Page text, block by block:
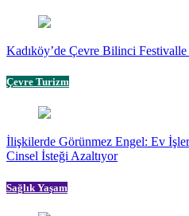
Kadıköy’de Çevre Bilinci
Çevre Turizm
İlişkilerde Görünmez Engel: Ev
Cinsel İsteği Azaltıyor
Sağlık Yaşam